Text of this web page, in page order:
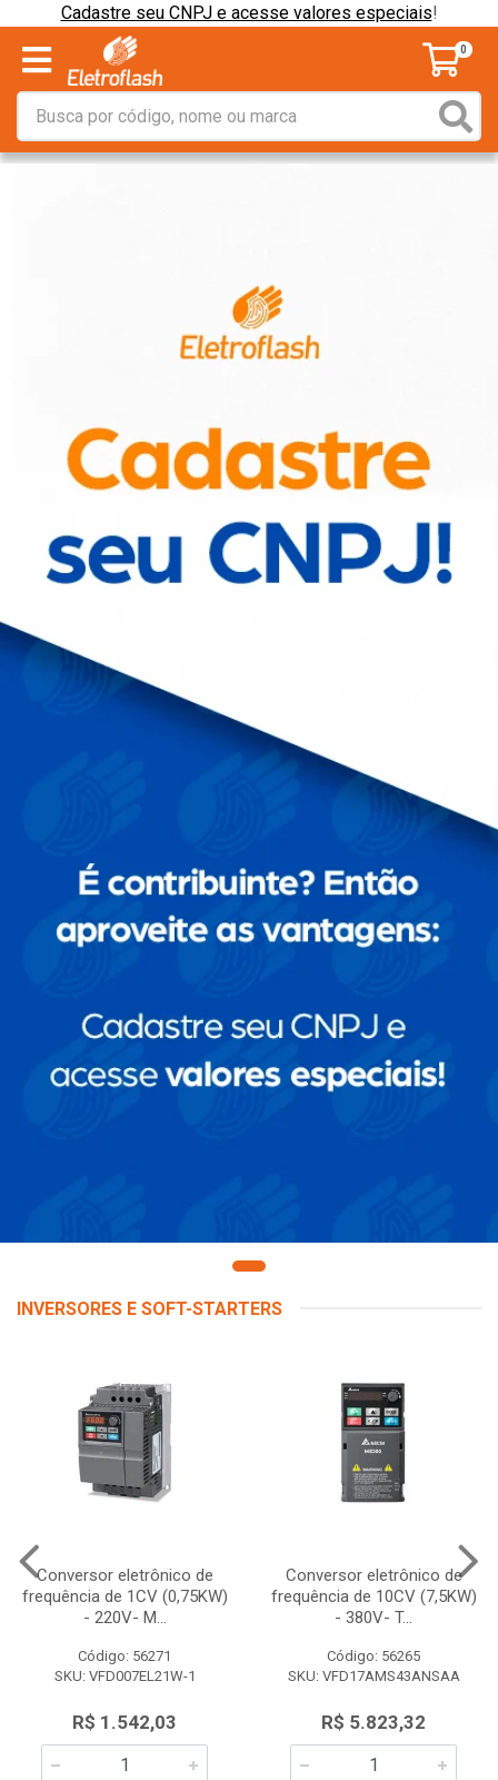
Cadastre seu CNPJ e acesse valores especiais!
0
INVERSORES E SOFT-STARTERS
Conversor eletrônico de
frequência de 1CV (0,75KW)
- 220V- M...
Código: 56271
SKU: VFD007EL21W-1
R$ 1.542,03
Conversor eletrônico de
frequência de 10CV (7,5KW)
- 380V- T...
Código: 56265
SKU: VFD17AMS43ANSAA
R$ 5.823,32